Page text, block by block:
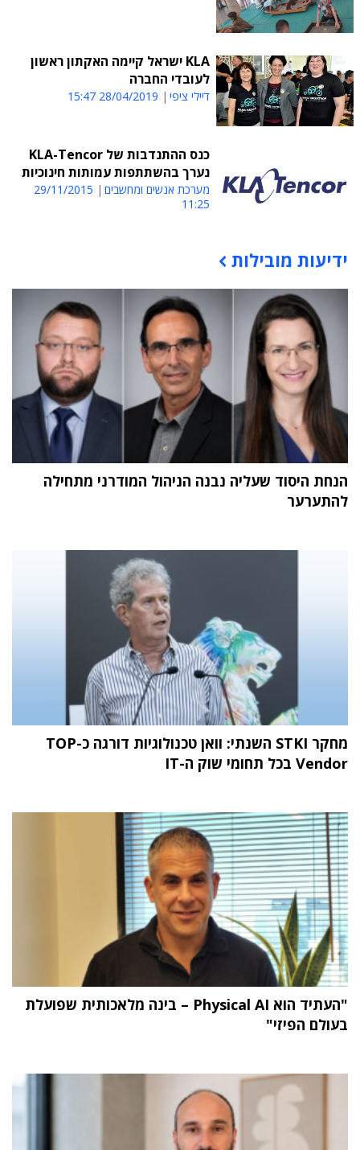
KLA ישראל קיימה האקתון ראשון
לעובדי החברה
דיילי ציפי 28/04/2019 15:47
כנס ההתנדבות של KLA-Tencor
נערך בהשתתפות עמותות חינוכיות
מערכת אנשים ומחשבים
29/11/2015
11:25
תוכן פרסומי
ידיעות מובילות
הנחת היסוד שעליה נבנה הניהול המודרני מתחילה
להתערער
מחקר STKI השנתי: וואן טכנולוגיות דורגה כ-TOP
Vendor בכל תחומי שוק ה-IT
"העתיד הוא Physical AI – בינה מלאכותית שפועלת
בעולם הפיזי"